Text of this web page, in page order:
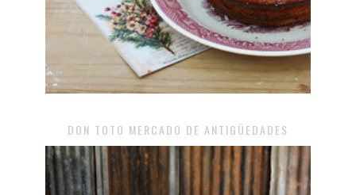
DON TOTO MERCADO DE ANTIGÜEDADES